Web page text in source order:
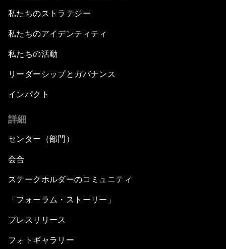
私たちのストラテジー
私たちのアイデンティティ
私たちの活動
リーダーシップとガバナンス
インパクト
詳細
センター（部門）
会合
ステークホルダーのコミュニティ
「フォーラム・ストーリー」
プレスリリース
フォトギャラリー